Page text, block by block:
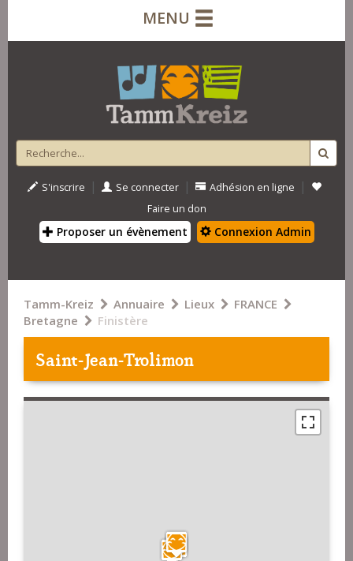
MENU
S'inscrire | Se connecter | Adhésion en ligne |
Faire un don
Proposer un évènement Connexion Admin
Tamm-Kreiz Annuaire Lieux
FRANCE
Bretagne
Finistère
Saint-Jean-Trolimon